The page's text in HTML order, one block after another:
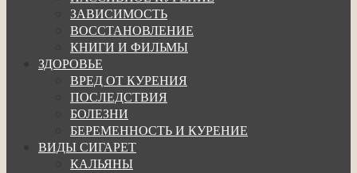
ЗАВИСИМОСТЬ
ВОССТАНОВЛЕНИЕ
КНИГИ И ФИЛЬМЫ
ЗДОРОВЬЕ
ВРЕД ОТ КУРЕНИЯ
ПОСЛЕДСТВИЯ
БОЛЕЗНИ
БЕРЕМЕННОСТЬ И КУРЕНИЕ
ВИДЫ СИГАРЕТ
КАЛЬЯНЫ